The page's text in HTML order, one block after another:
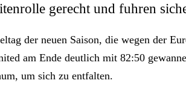
gerecht und fuhren
der neuen Saison, die wegen der
am Ende deutlich mit 82:50
um sich zu entfalten.